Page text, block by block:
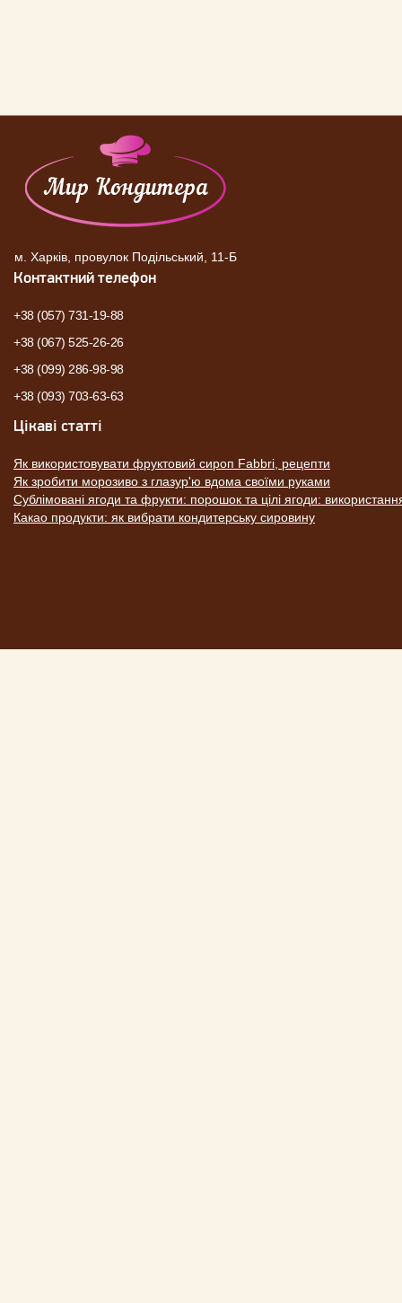
м. Харків, провулок Подільський, 11-Б
Контактний телефон
+38 (057) 731-19-88
+38 (067) 525-26-26
+38 (099) 286-98-98
+38 (093) 703-63-63
Цікаві статті
Як використовувати фруктовий сироп Fabbri, рецепти
Як зробити морозиво з глазур'ю вдома своїми руками
Сублімовані ягоди та фрукти: порошок та цілі ягоди:
Какао продукти: як вибрати кондитерську сировину